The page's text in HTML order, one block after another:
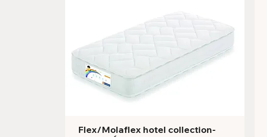
Flex/Molaflex hotel collection-